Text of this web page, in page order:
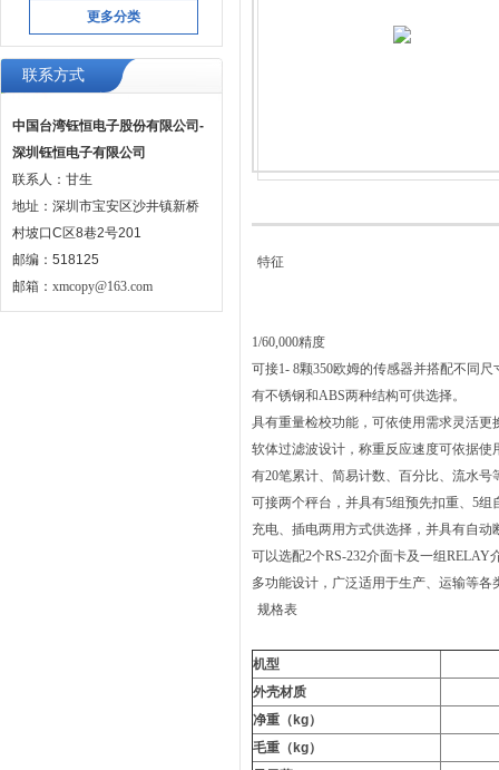
更多分类
联系方式
中国台湾钰恒电子股份有限公司-
深圳钰恒电子有限公司
联系人：甘生
地址：深圳市宝安区沙井镇新桥
村坡口C区8巷2号201
邮编：518125
邮箱： xmcopy@163.com
特征
1/60,000精度
可接1- 8颗350欧姆的传感器并搭配不同尺
有不锈钢和ABS两种结构可供选择。
具有重量检校功能，可依使用需求灵活更
软体过滤波设计，称重反应速度可依据使
有20笔累计、简易计数、百分比、流水号
可接两个秤台，并具有5组预先扣重、5组
充电、插电两用方式供选择，并具有自动
可以选配2个RS-232介面卡及一组
多功能设计，广泛适用于生产、运输等各
规格表
机型
外壳材质
净重（kg）
毛重（kg）